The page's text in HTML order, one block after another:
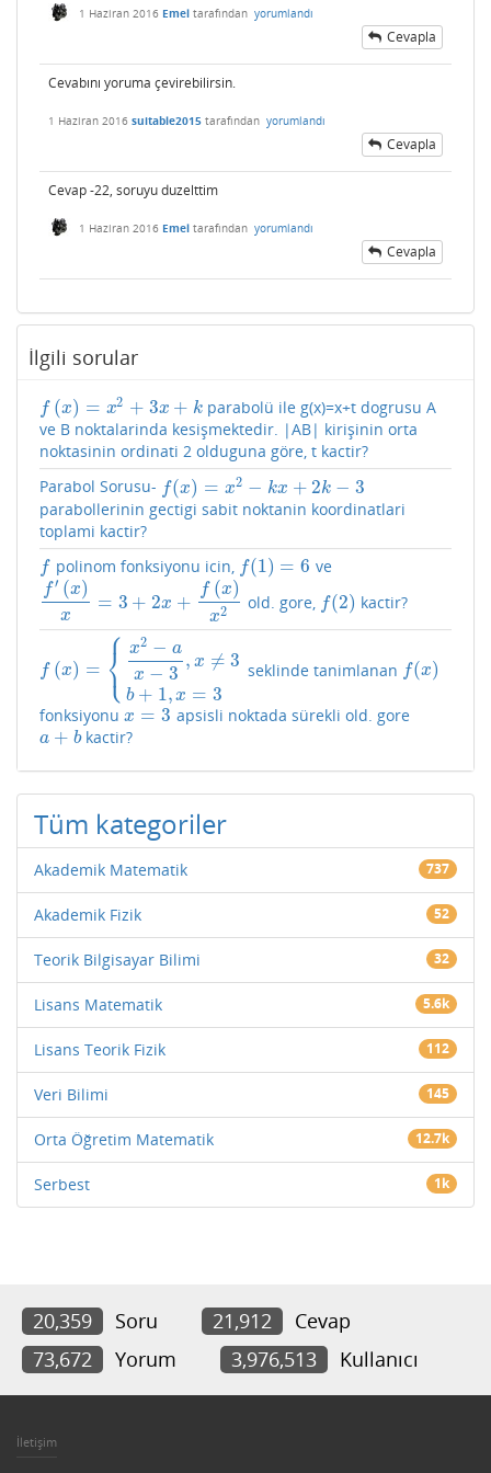
1 Haziran 2016 Emel tarafından yorumlandı
Cevapla
Cevabını yoruma çevirebilirsin.
1 Haziran 2016 suitable2015 tarafından yorumlandı
Cevapla
Cevap -22, soruyu duzelttim
1 Haziran 2016 Emel tarafından yorumlandı
Cevapla
İlgili sorular
f (x) = x2 + 3x + k
f(x)=x +3 x+k
parabolü ile g(x)=x+t dogrusu A
ve B noktalarinda kesişmektedir. |AB| kirişinin orta
noktasinin ordinati 2 olduguna göre, t kactir?
Parabol Sorusu- f(x) = x2 − kx + 2k − 3
f(x)=x 2−k x+2k− 3
parabollerinin gectigi sabit noktanin koordinatlari
toplami kactir?
f
f polinom fonksiyonu icin, f(1) = 6
f(1)=6 ve
f′ (x)
x
= 3 + 2x +
f (x)
x2
f′(x)x=3 2x +f (x) x2 old. gore, f(2)
f(2) kactir?
f (x) = ⎧
⎩
⎨ x2 − a
x − 3
, x ≠ 3
b + 1, x = 3
f(x)={x 2− x ,x ≠3 b+ 1 x= 3 seklinde tanimlanan f(x)
f(x)
fonksiyonu x = 3
x= 3 apsisli noktada sürekli old. gore
a + b
a+b kactir?
Tüm kategoriler
Akademik Matematik 737
Akademik Fizik 52
Teorik Bilgisayar Bilimi 32
Lisans Matematik 5.6k
Lisans Teorik Fizik 112
Veri Bilimi 145
Orta Öğretim Matematik 12.7k
Serbest 1k
20,359 Soru 21,912
Cevap
73,672
Yorum 3,976,513 Kullanıcı
İletişim